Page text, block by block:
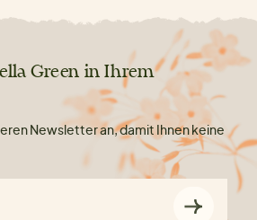
Green in Ihrem
Newsletter an, damit Ihnen keine